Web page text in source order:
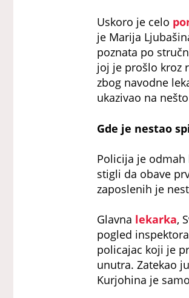
Uskoro je celo
je Marija
poznata po
joj je prošlo kroz
zbog navodne
ukazivao na
Gde je nestao
Policija je
stigli da obave
zaposlenih je
Glavna lekarka,
pogled
policajac koji je
unutra. Zatekao
Kurjohina je